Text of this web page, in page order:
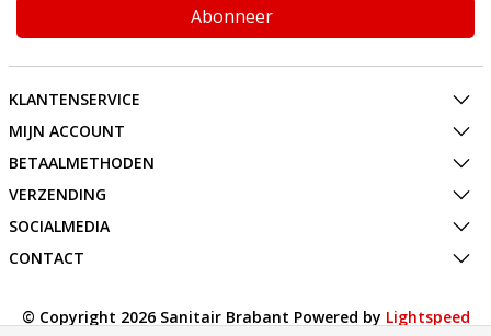
Abonneer
KLANTENSERVICE
MIJN ACCOUNT
BETAALMETHODEN
VERZENDING
SOCIALMEDIA
CONTACT
© Copyright 2026 Sanitair Brabant Powered by Lightspeed